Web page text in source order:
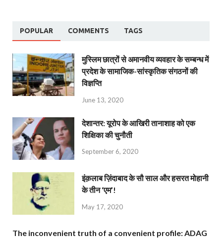
POPULAR COMMENTS TAGS
मुस्लिम छात्रों से अमानवीय व्यवहार के सम्बन्ध में
प्रदेश के सामाजिक-सांस्कृतिक संगठनों की
विज्ञप्ति
June 13, 2020
देशान्‍तर: यूरोप के आखिरी तानाशाह को एक
शिक्षिका की चुनौती
September 6, 2020
इंक़लाब ज़िंदाबाद के सौ साल और हसरत मोहानी
के तीन ‘एम’!
May 17, 2020
The inconvenient truth of a convenient profile: ADAG